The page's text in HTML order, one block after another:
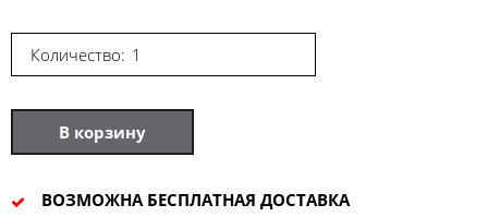
Количество:
В корзину
ВОЗМОЖНА БЕСПЛАТНАЯ ДОСТАВКА